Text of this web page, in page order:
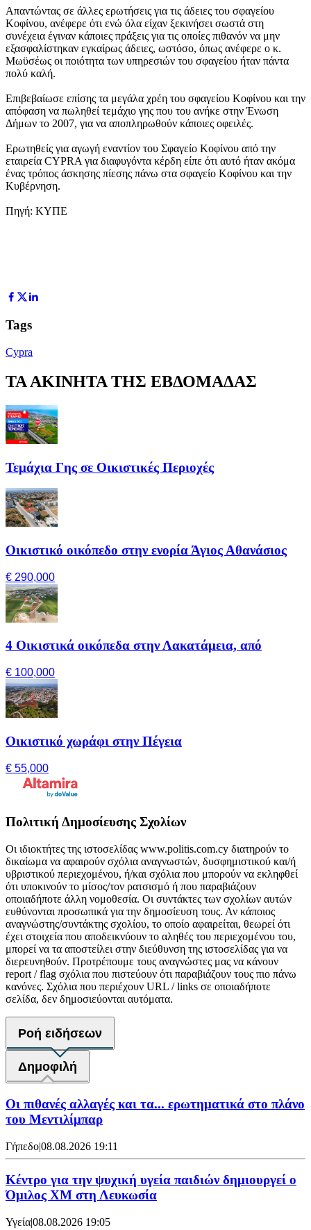
Απαντώντας σε άλλες ερωτήσεις για τις άδειες του σφαγείου
Κοφίνου, ανέφερε ότι ενώ όλα είχαν ξεκινήσει σωστά στη
συνέχεια έγιναν κάποιες πράξεις για τις οποίες πιθανόν να μην
εξασφαλίστηκαν εγκαίρως άδειες, ωστόσο, όπως ανέφερε ο κ.
Μωϋσέως οι ποιότητα των υπηρεσιών του σφαγείου ήταν πάντα
πολύ καλή.
Επιβεβαίωσε επίσης τα μεγάλα χρέη του σφαγείου Κοφίνου και την
απόφαση να πωληθεί τεμάχιο γης που του ανήκε στην Ένωση
Δήμων το 2007, για να αποπληρωθούν κάποιες οφειλές.
Ερωτηθείς για αγωγή εναντίον του Σφαγείο Κοφίνου από την
εταιρεία CYPRA για διαφυγόντα κέρδη είπε ότι αυτό ήταν ακόμα
ένας τρόπος άσκησης πίεσης πάνω στα σφαγείο Κοφίνου και την
Κυβέρνηση.
Πηγή: ΚΥΠΕ
Tags
Cypra
ΤΑ ΑΚΙΝΗΤΑ ΤΗΣ ΕΒΔΟΜΑΔΑΣ
Τεμάχια Γης σε Οικιστικές Περιοχές
Οικιστικό οικόπεδο στην ενορία Άγιος Αθανάσιος
€ 290,000
4 Οικιστικά οικόπεδα στην Λακατάμεια, από
€ 100,000
Οικιστικό χωράφι στην Πέγεια
€ 55,000
Πολιτική Δημοσίευσης Σχολίων
Οι ιδιοκτήτες της ιστοσελίδας www.politis.com.cy διατηρούν το
δικαίωμα να αφαιρούν σχόλια αναγνωστών, δυσφημιστικού και/ή
υβριστικού περιεχομένου, ή/και σχόλια που μπορούν να εκληφθεί
ότι υποκινούν το μίσος/τον ρατσισμό ή που παραβιάζουν
οποιαδήποτε άλλη νομοθεσία. Οι συντάκτες των σχολίων αυτών
ευθύνονται προσωπικά για την δημοσίευση τους. Αν κάποιος
αναγνώστης/συντάκτης σχολίου, το οποίο αφαιρείται, θεωρεί ότι
έχει στοιχεία που αποδεικνύουν το αληθές του περιεχομένου του,
μπορεί να τα αποστείλει στην διεύθυνση της ιστοσελίδας για να
διερευνηθούν. Προτρέπουμε τους αναγνώστες μας να κάνουν
report / flag σχόλια που πιστεύουν ότι παραβιάζουν τους πιο πάνω
κανόνες. Σχόλια που περιέχουν URL / links σε οποιαδήποτε
σελίδα, δεν δημοσιεύονται αυτόματα.
Ροή ειδήσεων
Δημοφιλή
Οι πιθανές αλλαγές και τα... ερωτηματικά στο πλάνο
του Μεντιλίμπαρ
Γήπεδο|08.08.2026 19:11
Κέντρο για την ψυχική υγεία παιδιών δημιουργεί ο
Όμιλος XM στη Λευκωσία
Υγεία|08.08.2026 19:05